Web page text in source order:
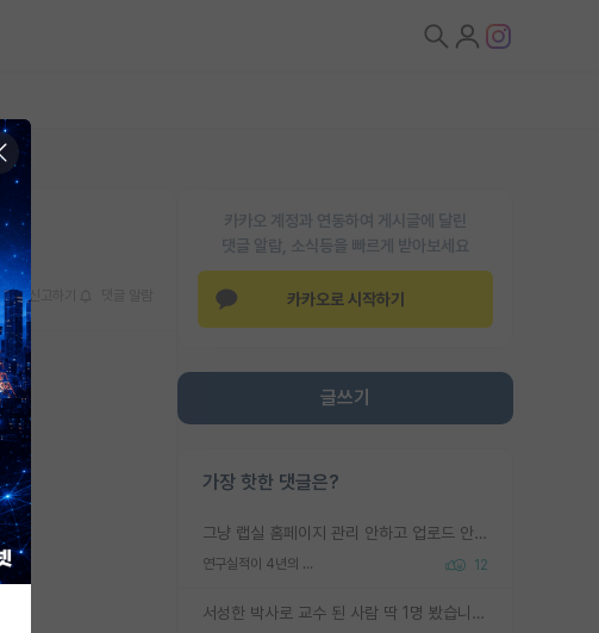
카카오 계정과 연동하여 게시글에 달린
댓글 알람, 소식등을 빠르게 받아보세요
카카오로 시작하기
글쓰기
가장 핫한 댓글은?
그냥 랩실 홈페이지 관리 안하고 업로드 안한거 아님?
연구실적이 4년의 공백이 있는거 어떻게 생각하냐 12
서성한 박사로 교수 된 사람 딱 1명 봤습니다. 근데 지방대 박사로 교수된 거는 기적이 일어나야되요. 서성한 학부부터여도 빡센게 교수임용일텐데 지방대박사로 무슨 교수가 되나요...... 중소기업/중견기업 팀장급/연구소장급이나 될거 같네요.
신고하기